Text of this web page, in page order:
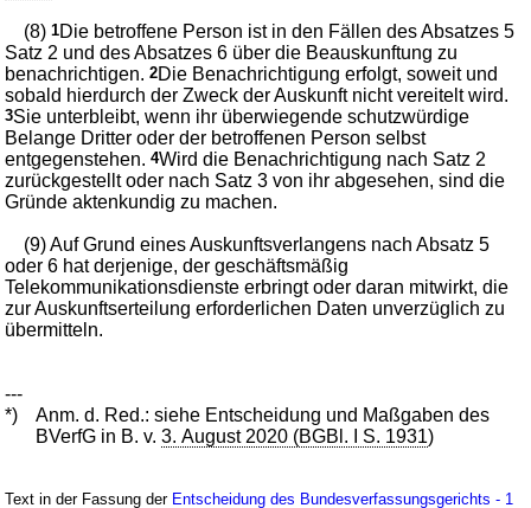
(8)1Die betroffene Person ist in den Fällen des Absatzes 5
Satz 2 und des Absatzes 6 über die Beauskunftung zu
benachrichtigen.2Die Benachrichtigung erfolgt, soweit und
sobald hierdurch der Zweck der Auskunft nicht vereitelt wird.
3Sie unterbleibt, wenn ihr überwiegende schutzwürdige
Belange Dritter oder der betroffenen Person selbst
entgegenstehen.4Wird die Benachrichtigung nach Satz 2
zurückgestellt oder nach Satz 3 von ihr abgesehen, sind die
Gründe aktenkundig zu machen.
(9) Auf Grund eines Auskunftsverlangens nach Absatz 5
oder 6 hat derjenige, der geschäftsmäßig
Telekommunikationsdienste erbringt oder daran mitwirkt, die
zur Auskunftserteilung erforderlichen Daten unverzüglich zu
übermitteln.
---
*)
Anm. d. Red.: siehe Entscheidung und Maßgaben des
BVerfG in B. v.3. August 2020 (BGBl. I S. 1931)
Text in der Fassung der Entscheidung des Bundesverfassungsgerichts - 1